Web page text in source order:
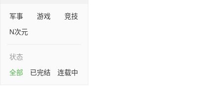
军事 游戏
竞技
N次元
状态
全部
已完结 连载中